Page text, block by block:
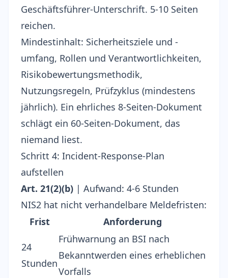
Geschäftsführer-Unterschrift. 5-10 Seiten
reichen.
Mindestinhalt: Sicherheitsziele und -
umfang, Rollen und Verantwortlichkeiten,
Risikobewertungsmethodik,
Nutzungsregeln, Prüfzyklus (mindestens
jährlich). Ein ehrliches 8-Seiten-Dokument
schlägt ein 60-Seiten-Dokument, das
niemand liest.
Schritt 4: Incident-Response-Plan
aufstellen
Art. 21(2)(b) | Aufwand: 4-6 Stunden
NIS2 hat nicht verhandelbare Meldefristen:
Frist
Anforderung
24
Stunden
Frühwarnung an BSI nach
Bekanntwerden eines erheblichen
Vorfalls